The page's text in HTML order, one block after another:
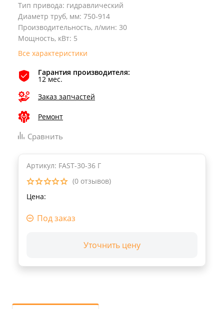
Тип привода: гидравлический
Диаметр труб, мм: 750-914
Производительность, л/мин: 30
Мощность, кВт: 5
Все характеристики
Гарантия производителя:
12 мес.
Заказ запчастей
Ремонт
Сравнить
Артикул: FAST-30-36 Г
(0 отзывов)
Цена:
Под заказ
Уточнить цену